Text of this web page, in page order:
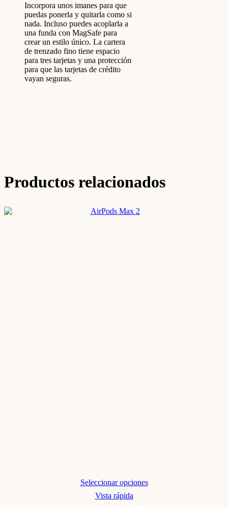
Incorpora unos imanes para que
puedas ponerla y quitarla como si
nada. Incluso puedes acoplarla a
una funda con MagSafe para
crear un estilo único. La cartera
de trenzado fino tiene espacio
para tres tarjetas y una protección
para que las tarjetas de crédito
vayan seguras.
Productos relacionados
Seleccionar opciones
Este
producto
Vista rápida